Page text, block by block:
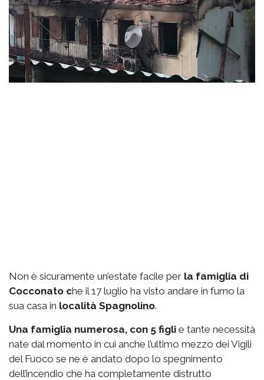
Non è sicuramente un’estate facile per la famiglia di
Cocconato che il 17 luglio ha visto andare in fumo la
sua casa in località Spagnolino.
Una famiglia numerosa, con 5 figli e tante necessità
nate dal momento in cui anche l’ultimo mezzo dei Vigili
del Fuoco se ne è andato dopo lo spegnimento
dell’incendio che ha completamente distrutto